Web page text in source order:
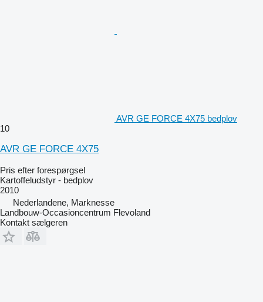
AVR GE FORCE 4X75 bedplov
10
AVR GE FORCE 4X75
Pris efter forespørgsel
Kartoffeludstyr - bedplov
2010
Nederlandene, Marknesse
Landbouw-Occasioncentrum Flevoland
Kontakt sælgeren